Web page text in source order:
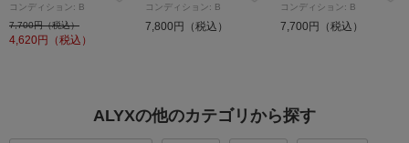
コンディション: B
7,700円（税込）
4,620円（税込）
コンディション: B
7,800円（税込）
コンディション: B
7,700円（税込）
ALYXの他のカテゴリから探す